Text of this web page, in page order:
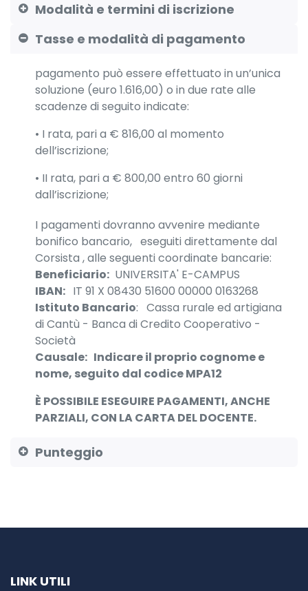
Modalità e termini di iscrizione
Tasse e modalità di pagamento
pagamento può essere effettuato in un’unica
soluzione (euro 1.616,00) o in due rate alle
scadenze di seguito indicate:
• I rata, pari a € 816,00 al momento
dell’iscrizione;
• II rata, pari a € 800,00 entro 60 giorni
dall’iscrizione;
I pagamenti dovranno avvenire mediante
bonifico bancario, eseguiti direttamente dal
Corsista , alle seguenti coordinate bancarie:
Beneficiario: UNIVERSITA' E-CAMPUS
IBAN: IT 91 X 08430 51600 00000 0163268
Istituto Bancario: Cassa rurale ed artigiana
di Cantù - Banca di Credito Cooperativo -
Società
Causale: Indicare il proprio cognome e
nome, seguito dal codice MPA12
È POSSIBILE ESEGUIRE PAGAMENTI, ANCHE
PARZIALI, CON LA CARTA DEL DOCENTE.
Punteggio
LINK UTILI